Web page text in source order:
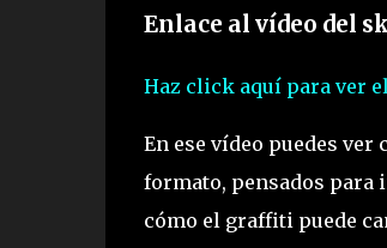
Enlace al vídeo del
Haz click aquí para ver
En ese vídeo puedes
formato, pensados para
cómo el graffiti puede